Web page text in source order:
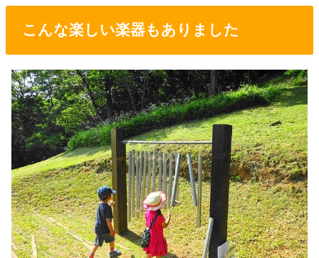
こんな楽しい楽器もありました